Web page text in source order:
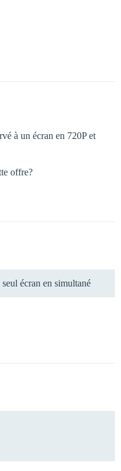
à un écran en 720P et
offre?
écran en simultané